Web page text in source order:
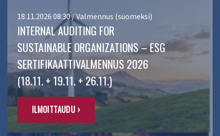
18.11.2026 08:30 / Valmennus (suomeksi)
INTERNAL AUDITING FOR
SUSTAINABLE ORGANIZATIONS – ESG
SERTIFIKAATTIVALMENNUS 2026
(18.11. + 19.11. + 26.11.)
ILMOITTAUDU ›